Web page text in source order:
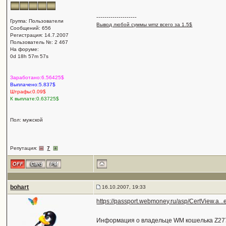
Группа: Пользователи
Сообщений: 656
Регистрация: 14.7.2007
Пользователь №: 2 467
На форуме:
0d 18h 57m 57s
Заработано:6.56425$
Выплачено:5.837$
Штрафы:0.09$
К выплате:0.63725$
Пол: мужской
Репутация: 7
--------------------
Вывод любой суммы wmz всего за 1.5$
bohart 16.10.2007, 19:33
https://passport.webmoney.ru/asp/
Информация о владельце WM кошелька